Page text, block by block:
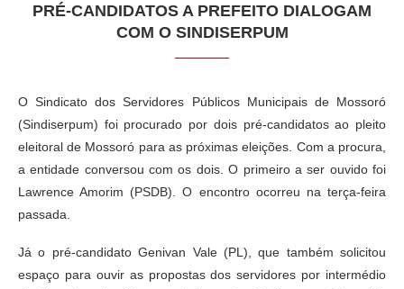
PRÉ-CANDIDATOS A PREFEITO DIALOGAM
COM O SINDISERPUM
O Sindicato dos Servidores Públicos Municipais de Mossoró
(Sindiserpum) foi procurado por dois pré-candidatos ao pleito
eleitoral de Mossoró para as próximas eleições. Com a procura,
a entidade conversou com os dois. O primeiro a ser ouvido foi
Lawrence Amorim (PSDB). O encontro ocorreu na terça-feira
passada.
Já o pré-candidato Genivan Vale (PL), que também solicitou
espaço para ouvir as propostas dos servidores por intermédio